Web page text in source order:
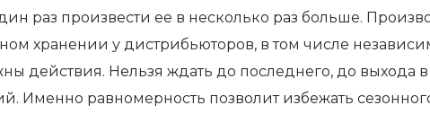
раз произвести ее в несколько раз больше.
хранении у дистрибьюторов, в том числе
действия. Нельзя ждать до последнего, до выхода
Именно равномерность позволит избежать